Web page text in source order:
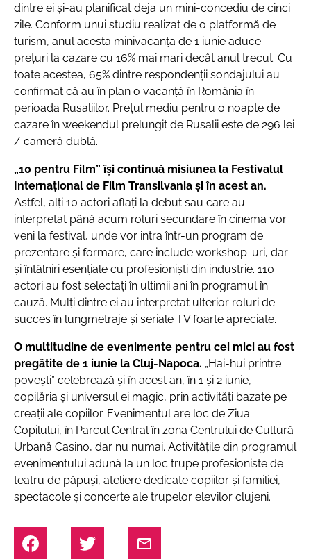
dintre ei și-au planificat deja un mini-concediu de cinci
zile. Conform unui studiu realizat de o platformă de
turism, anul acesta minivacanța de 1 iunie aduce
prețuri la cazare cu 16% mai mari decât anul trecut. Cu
toate acestea, 65% dintre respondenții sondajului au
confirmat că au în plan o vacanță în România în
perioada Rusaliilor. Prețul mediu pentru o noapte de
cazare în weekendul prelungit de Rusalii este de 296 lei
/ cameră dublă.
„10 pentru Film” își continuă misiunea la Festivalul
Internațional de Film Transilvania și în acest an.
Astfel, alți 10 actori aflați la debut sau care au
interpretat până acum roluri secundare în cinema vor
veni la festival, unde vor intra într-un program de
prezentare și formare, care include workshop-uri, dar
și întâlniri esențiale cu profesioniști din industrie. 110
actori au fost selectați în ultimii ani în programul în
cauză. Mulți dintre ei au interpretat ulterior roluri de
succes în lungmetraje și seriale TV foarte apreciate.
O multitudine de evenimente pentru cei mici au fost
pregătite de 1 iunie la Cluj-Napoca. „Hai-hui printre
povești” celebrează și în acest an, în 1 și 2 iunie,
copilăria și universul ei magic, prin activități bazate pe
creații ale copiilor. Evenimentul are loc de Ziua
Copilului, în Parcul Central în zona Centrului de Cultură
Urbană Casino, dar nu numai. Activitățile din programul
evenimentului adună la un loc trupe profesioniste de
teatru de păpuși, ateliere dedicate copiilor și familiei,
spectacole și concerte ale trupelor elevilor clujeni.